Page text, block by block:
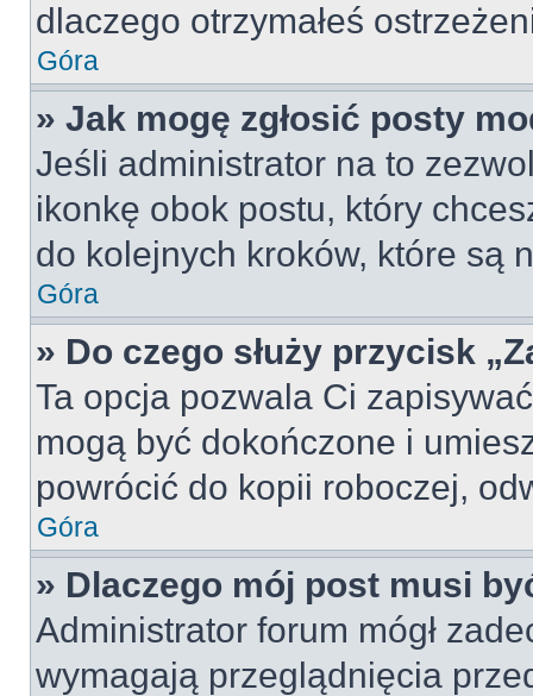
dlaczego otrzymałeś
Góra
» Jak mogę zgłosić posty
Jeśli administrator na to
ikonkę obok postu, który
do kolejnych kroków, które są
Góra
» Do czego służy przycisk
Ta opcja pozwala Ci
mogą być dokończone i
powrócić do kopii roboczej,
Góra
» Dlaczego mój post musi
Administrator forum mógł
wymagają przeglądnięcia